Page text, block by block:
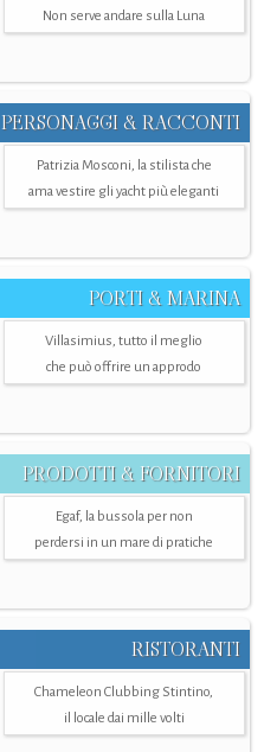
Non serve andare sulla Luna
PERSONAGGI & RACCONTI
Patrizia Mosconi, la stilista che
ama vestire gli yacht più eleganti
PORTI & MARINA
Villasimius, tutto il meglio
che può offrire un approdo
PRODOTTI & FORNITORI
Egaf, la bussola per non
perdersi in un mare di pratiche
RISTORANTI
Chameleon Clubbing Stintino,
il locale dai mille volti